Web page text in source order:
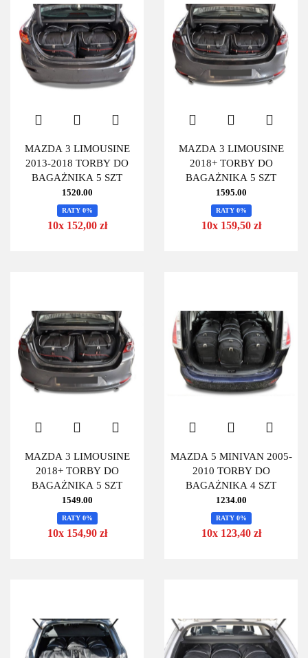
MAZDA 3 LIMOUSINE
2013-2018 TORBY DO
BAGAŻNIKA 5 SZT
1520.00
RATY 0%
10x 152,00 zł
MAZDA 3 LIMOUSINE
2018+ TORBY DO
BAGAŻNIKA 5 SZT
1595.00
RATY 0%
10x 159,50 zł
MAZDA 3 LIMOUSINE
2018+ TORBY DO
BAGAŻNIKA 5 SZT
1549.00
RATY 0%
10x 154,90 zł
MAZDA 5 MINIVAN 2005-
2010 TORBY DO
BAGAŻNIKA 4 SZT
1234.00
RATY 0%
10x 123,40 zł